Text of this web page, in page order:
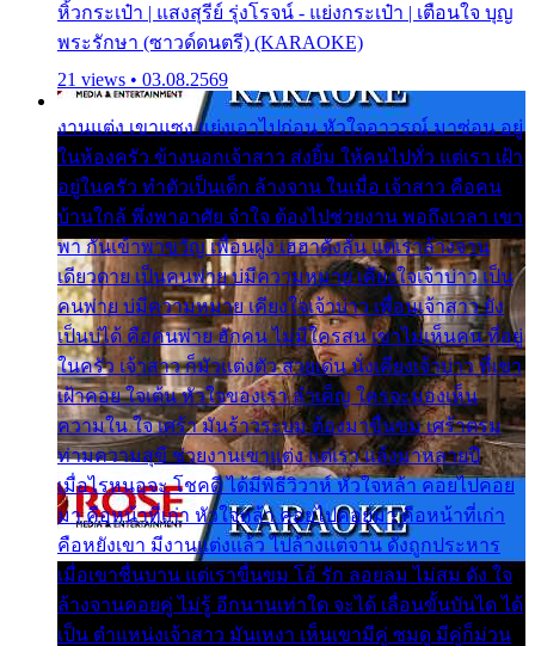
หิ้วกระเป๋า | แสงสุรีย์ รุ่งโรจน์ - แย่งกระเป๋า | เตือนใจ บุญ
พระรักษา (ซาวด์ดนตรี) (KARAOKE)
21 views • 03.08.2569
งานแต่ง เขาแซง แย่งเอาไปก่อน หัวใจอาวรณ์ มาซ่อน อยู่
ในห้องครัว ข้างนอกเจ้าสาว ส่งยิ้ม ให้คนไปทั่ว แต่เรา เฝ้า
อยู่ในครัว ทำตัวเป็นเด็ก ล้างจาน ในเมื่อ เจ้าสาว คือคน
บ้านใกล้ พึ่งพาอาศัย จำใจ ต้องไปช่วยงาน พอถึงเวลา เขา
พา กันเข้าพาขวัญ เพื่อนฝูง เฮฮาดังลั่น แต่เราล้างจาน
เดียวดาย เป็นคนพ่าย บ่มีความหมาย เคียงใจเจ้าบ่าว เป็น
คนพ่าย บ่มีความหมาย เคียงใจเจ้าบ่าว เพื่อนเจ้าสาว ยัง
เป็นบ่ได้ คือคนพ่าย ฮักคน ไม่มีใครสน เขาไม่เห็นคน ที่อยู่
ในครัว เจ้าสาว ก็มัวแต่งตัว สวยเด่น นั่งเคียงเจ้าบ่าว ที่เขา
เฝ้าคอย ใจเต้น หัวใจของเรา ลำเค็ญ ใครจะมองเห็น
ความใน ใจ เศร้า มันร้าวระบม ต้องมาขื่นขม เศร้าตรม
ท่ามความสุขี ช่วยงานเขาแต่ง แต่เรา แล้งมาหลายปี
เมื่อไรหนอจะ โชคดี ได้มีพิธีวิวาห์ หัวใจหล้า คอยไปคอย
มา คือหน้าที่เก่า หัวใจหล้า คอยไปคอยมา คือหน้าที่เก่า
คือหยังเขา มีงานแต่งแล้ว ไปล้างแต่จาน ดั่งถูกประหาร
เมื่อเขาชื่นบาน แต่เราขื่นขม โอ้ รัก ลอยลม ไม่สม ดัง ใจ
ล้างจานคอยคู่ ไม่รู้ อีกนานเท่าใด จะได้ เลื่อนขั้นบันได ได้
เป็น ตำแหน่งเจ้าสาว มันเหงา เห็นเขามีคู่ ซมดู มีคู่ก็ม่วน